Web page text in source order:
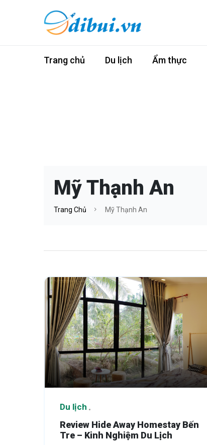
Trang chủ Du lịch Ẩm thực
Mỹ Thạnh An
Trang Chủ Mỹ Thạnh An
Du lịch
Review Hide Away Homestay Bến
Tre – Kinh Nghiệm Du Lịch